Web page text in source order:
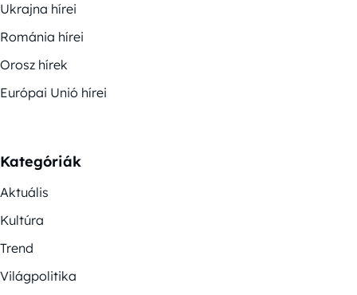
Ukrajna hírei
Románia hírei
Orosz hírek
Európai Unió hírei
Kategóriák
Aktuális
Kultúra
Trend
Világpolitika